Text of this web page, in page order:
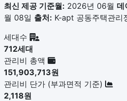
최신 제공 기준월: 2026년 06월 데
월 08일 출처: K-apt 공동주택관리
세대수
712세대
관리비 총액
151,903,713원
관리비 단가 (부과면적 기준)
2,118원